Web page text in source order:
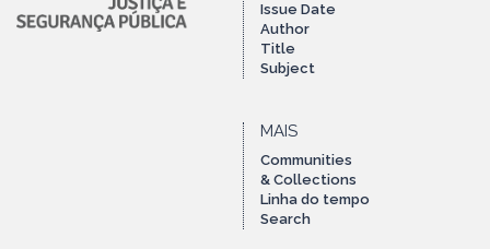
Issue Date
Author
Title
Subject
MAIS
Communities
& Collections
Linha do tempo
Search